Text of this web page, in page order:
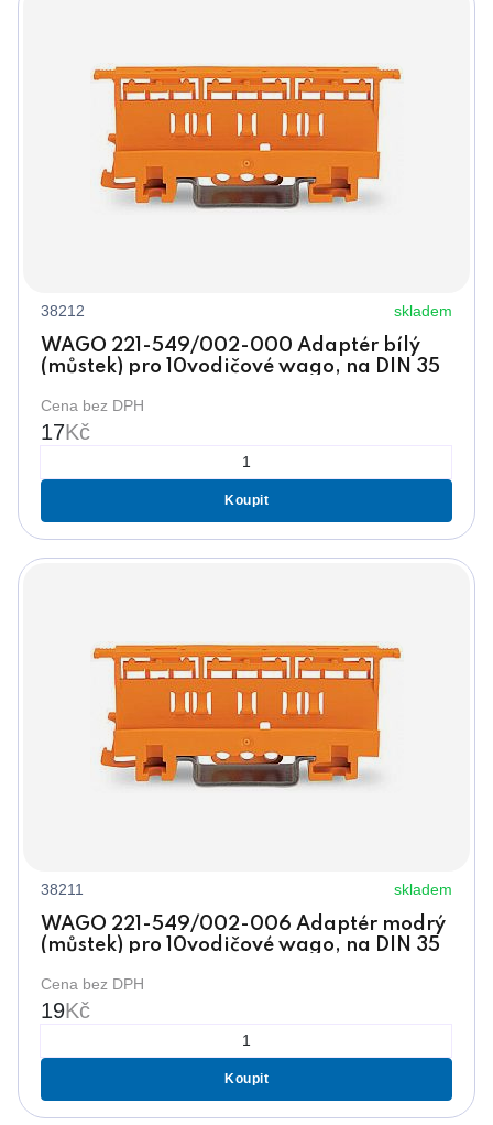
38212 skladem
WAGO 221-549/002-000 Adaptér bílý
(můstek) pro 10vodičové wago, na DIN 35
Cena bez DPH
17Kč
Koupit
38211 skladem
WAGO 221-549/002-006 Adaptér modrý
(můstek) pro 10vodičové wago, na DIN 35
Cena bez DPH
19Kč
Koupit